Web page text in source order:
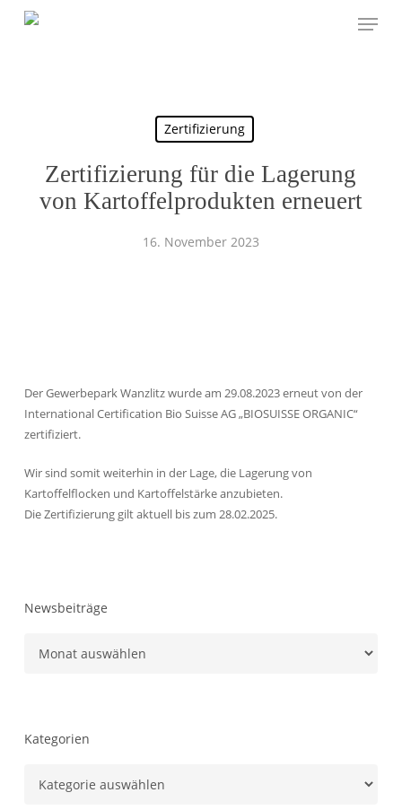
Zertifizierung
Zertifizierung für die Lagerung
von Kartoffelprodukten erneuert
16. November 2023
Der Gewerbepark Wanzlitz wurde am 29.08.2023 erneut von der
International Certification Bio Suisse AG „BIOSUISSE ORGANIC“
zertifiziert.
Wir sind somit weiterhin in der Lage, die Lagerung von
Kartoffelflocken und Kartoffelstärke anzubieten.
Die Zertifizierung gilt aktuell bis zum 28.02.2025.
Newsbeiträge
Kategorien